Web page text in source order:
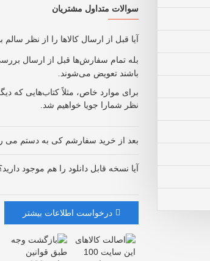
درخواست اطلاعات بیشتر
سوالات متداول مشتریان
آیا قبل از ارسال کالاها را از نظر
بله تمام سفارش‌ها قبل از ارسال
باشند تعویض می‌شوند.
برای موارد خاص، مثلاً کتاب‌هایی که
نظر شمارا جویا خواهیم شد.
بعد از خرید سفارشم کی به دستم می
آیا نسخه قابل دانلود را هم موجود